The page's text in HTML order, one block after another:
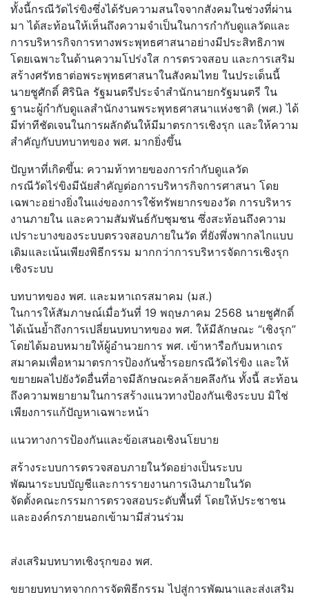
ทั้งนี้กรณีวัดไร่ขิงซึ่งได้รับความสนใจจากสังคมในช่วงที่ผ่าน
มา ได้สะท้อนให้เห็นถึงความจำเป็นในการกำกับดูแลวัดและ
การบริหารกิจการทางพระพุทธศาสนาอย่างมีประสิทธิภาพ
โดยเฉพาะในด้านความโปร่งใส การตรวจสอบ และการเสริม
สร้างศรัทธาต่อพระพุทธศาสนาในสังคมไทย ในประเด็นนี้
นายชูศักดิ์ ศิรินิล รัฐมนตรีประจำสำนักนายกรัฐมนตรี ใน
ฐานะผู้กำกับดูแลสำนักงานพระพุทธศาสนาแห่งชาติ (พศ.) ได้
มีท่าทีชัดเจนในการผลักดันให้มีมาตรการเชิงรุก และให้ความ
สำคัญกับบทบาทของ พศ. มากยิ่งขึ้น
ปัญหาที่เกิดขึ้น: ความท้าทายของการกำกับดูแลวัด
กรณีวัดไร่ขิงมีนัยสำคัญต่อการบริหารกิจการศาสนา โดย
เฉพาะอย่างยิ่งในแง่ของการใช้ทรัพยากรของวัด การบริหาร
งานภายใน และความสัมพันธ์กับชุมชน ซึ่งสะท้อนถึงความ
เปราะบางของระบบตรวจสอบภายในวัด ที่ยังพึ่งพากลไกแบบ
เดิมและเน้นเพียงพิธีกรรม มากกว่าการบริหารจัดการเชิงรุก
เชิงระบบ
บทบาทของ พศ. และมหาเถรสมาคม (มส.)
ในการให้สัมภาษณ์เมื่อวันที่ 19 พฤษภาคม 2568 นายชูศักดิ์
ได้เน้นย้ำถึงการเปลี่ยนบทบาทของ พศ. ให้มีลักษณะ “เชิงรุก”
โดยได้มอบหมายให้ผู้อำนวยการ พศ. เข้าหารือกับมหาเถร
สมาคมเพื่อหามาตรการป้องกันซ้ำรอยกรณีวัดไร่ขิง และให้
ขยายผลไปยังวัดอื่นที่อาจมีลักษณะคล้ายคลึงกัน ทั้งนี้ สะท้อน
ถึงความพยายามในการสร้างแนวทางป้องกันเชิงระบบ มิใช่
เพียงการแก้ปัญหาเฉพาะหน้า
แนวทางการป้องกันและข้อเสนอเชิงนโยบาย
สร้างระบบการตรวจสอบภายในวัดอย่างเป็นระบบ
พัฒนาระบบบัญชีและการรายงานการเงินภายในวัด
จัดตั้งคณะกรรมการตรวจสอบระดับพื้นที่ โดยให้ประชาชน
และองค์กรภายนอกเข้ามามีส่วนร่วม
ส่งเสริมบทบาทเชิงรุกของ พศ.
ขยายบทบาทจากการจัดพิธีกรรม ไปสู่การพัฒนาและส่งเสริม